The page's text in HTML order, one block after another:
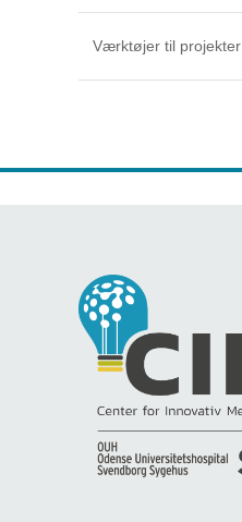
Værktøjer til projekter